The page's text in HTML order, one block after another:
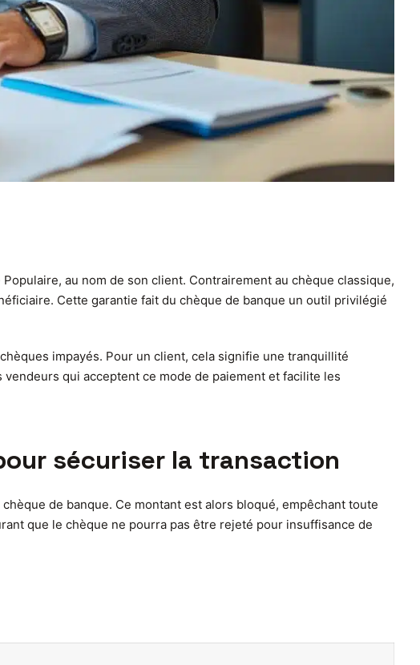
au nom de son client. Contrairement au chèque classique,
Cette garantie fait du chèque de banque un outil privilégié
impayés. Pour un client, cela signifie une tranquillité
qui acceptent ce mode de paiement et facilite les
sécuriser la transaction
de banque. Ce montant est alors bloqué, empêchant toute
que le chèque ne pourra pas être rejeté pour insuffisance de